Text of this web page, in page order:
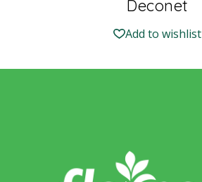
Deconet
Add to wishlist